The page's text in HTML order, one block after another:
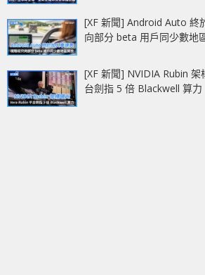
[XF 新聞] Android Auto
向部分 beta 用戶同少數地
[XF 新聞] NVIDIA Rubin
台劍指 5 倍 Blackwell 算力